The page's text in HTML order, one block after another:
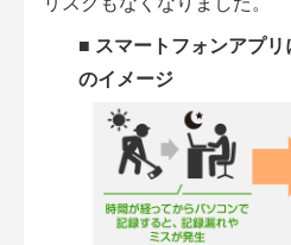
■ スマートフォンアプ
のイメージ